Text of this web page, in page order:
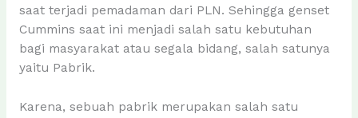
saat terjadi pemadaman dari PLN. Sehingga genset
Cummins saat ini menjadi salah satu kebutuhan
bagi masyarakat atau segala bidang, salah satunya
yaitu Pabrik.
Karena, sebuah pabrik merupakan salah satu